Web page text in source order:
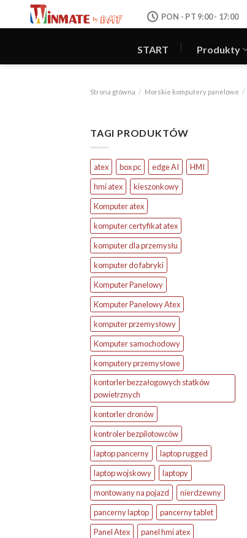
PON - PT 9:00 - 17:00
START Produkty
Strona główna / Morskie komputery panelowe /
TAGI PRODUKTÓW
atex box pc edge AI
HMI
hmi atex
kieszonkowy
Komputer atex
komputer certyfikat atex
komputer dla przemysłu
komputer do fabryki
Komputer Panelowy
Komputer Panelowy Atex
komputer przemysłowy
Komputer samochodowy
komputery przemysłowe
kontorler bezzałogowych statków
powietrznych
kontorler dronów
kontroler bezpilotowców
laptop pancerny
laptop rugged
laptop wojskowy
laptopy
montowany na pojazd
nierdzewny
pancerny laptop
pancerny tablet
Panel Atex
panel hmi atex